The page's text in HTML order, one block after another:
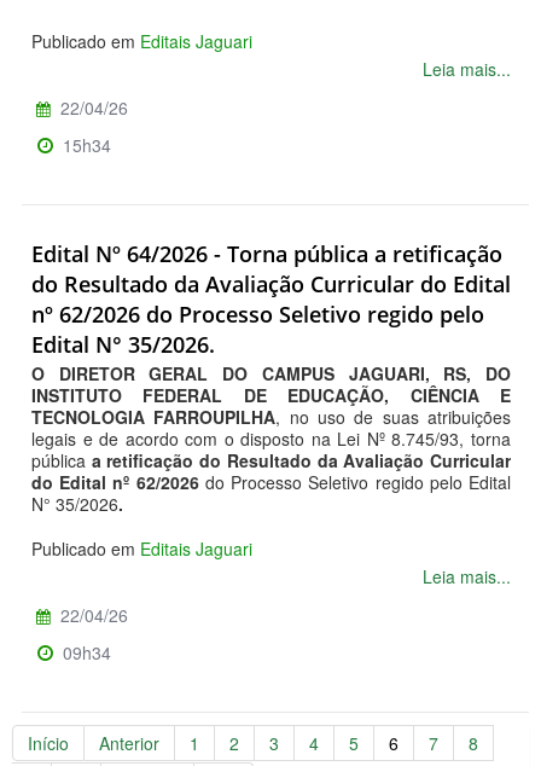
Publicado em Editais Jaguari
Leia mais...
22/04/26
15h34
Edital Nº 64/2026 - Torna pública a retificação
do Resultado da Avaliação Curricular do Edital
nº 62/2026 do Processo Seletivo regido pelo
Edital N° 35/2026.
O DIRETOR GERAL DO CAMPUS JAGUARI, RS, DO
INSTITUTO FEDERAL DE EDUCAÇÃO, CIÊNCIA E
TECNOLOGIA FARROUPILHA, no uso de suas atribuições
legais e de acordo com o disposto na Lei Nº 8.745/93, torna
pública a retificação do Resultado da Avaliação Curricular
do Edital nº 62/2026 do Processo Seletivo regido pelo Edital
N° 35/2026.
Publicado em Editais Jaguari
Leia mais...
22/04/26
09h34
Início Anterior 1 2 3 4 5 6 7
8